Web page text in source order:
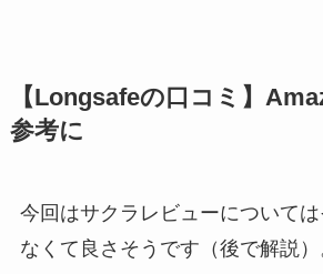
【Longsafeの口コミ】
参考に
今回はサクラレビューについて
なくて良さそうです（後で解説）